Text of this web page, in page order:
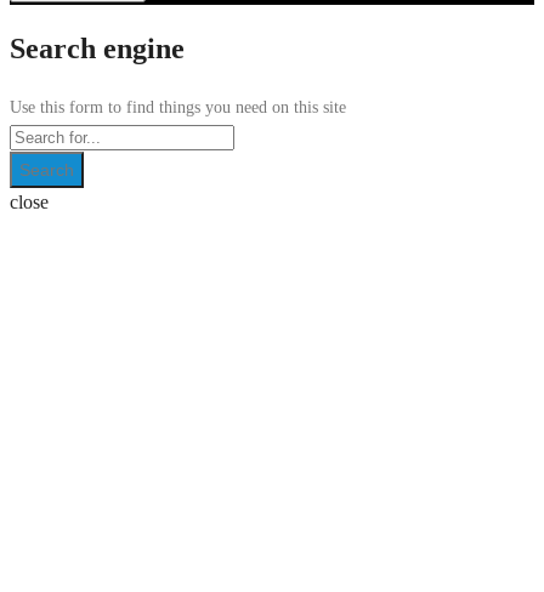
Search engine
Use this form to find things you need on this site
Search
close